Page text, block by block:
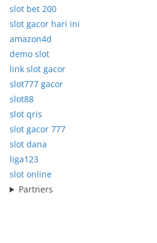
slot bet 200
slot gacor hari ini
amazon4d
demo slot
link slot gacor
slot777 gacor
slot88
slot qris
slot gacor 777
slot dana
liga123
slot online
Partners